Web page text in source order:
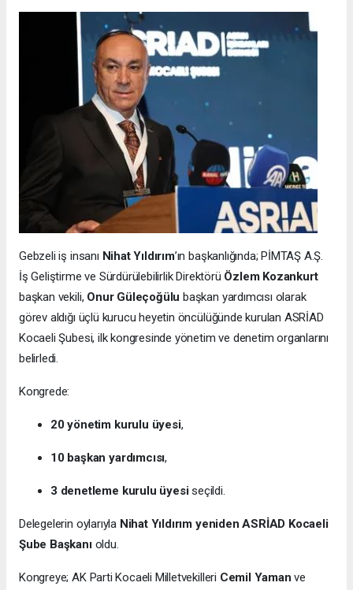
Gebzeli iş insanı Nihat Yıldırım’ın başkanlığında; PİMTAŞ A.Ş.
İş Geliştirme ve Sürdürülebilirlik Direktörü Özlem Kozankurt
başkan vekili, Onur Güleçoğülu başkan yardımcısı olarak
görev aldığı üçlü kurucu heyetin öncülüğünde kurulan ASRİAD
Kocaeli Şubesi, ilk kongresinde yönetim ve denetim organlarını
belirledi.
Kongrede:
20 yönetim kurulu üyesi,
10 başkan yardımcısı,
3 denetleme kurulu üyesiseçildi.
Delegelerin oylarıyla Nihat Yıldırım yeniden ASRİAD Kocaeli
Şube Başkanıoldu.
Kongreye; AK Parti Kocaeli Milletvekilleri Cemil Yaman ve